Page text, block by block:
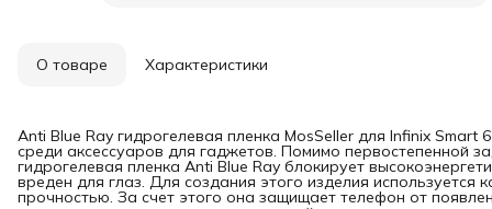
О товаре Характеристики
Anti Blue Ray гидрогелевая пленка MosSeller для Infinix
среди аксессуаров для гаджетов. Помимо первостепенной
гидрогелевая пленка Anti Blue Ray блокирует
вреден для глаз. Для создания этого изделия используется
прочностью. За счет этого она защищает телефон от